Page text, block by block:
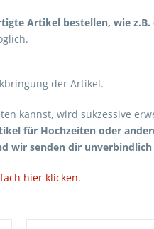
Artikel bestellen, wie
der Artikel.
kannst, wird sukzessive
für Hochzeiten oder
wir senden dir
hier klicken.